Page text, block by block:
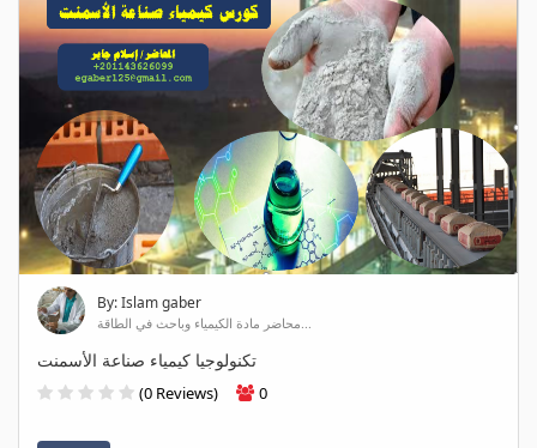
By: Islam gaber
محاضر مادة الكيمياء وباحث في الطاقة...
تكنولوجيا كيمياء صناعة الأسمنت
(0 Reviews) 0